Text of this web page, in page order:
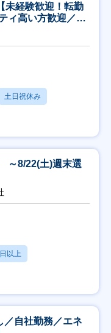
未経験歓迎！転勤
ィ高い方歓迎／土
土日祝休み
～8/22(土)週末選
以上
／自社勤務／エネ